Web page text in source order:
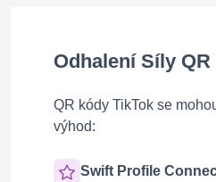
Odhalení Síly
QR kódy TikTok se
výhod:
Swift Profile